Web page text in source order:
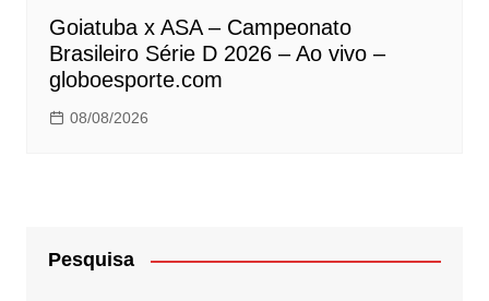
Goiatuba x ASA – Campeonato
Brasileiro Série D 2026 – Ao vivo –
globoesporte.com
08/08/2026
Pesquisa